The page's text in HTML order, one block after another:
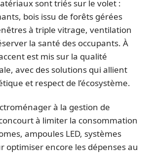
sont triés sur le volet :
bois issu de forêts gérées
à triple vitrage, ventilation
la santé des occupants. À
est mis sur la qualité
avec des solutions qui allient
et respect de l’écosystème.
à la gestion de
à limiter la consommation
ampoules LED, systèmes
optimiser encore les dépenses au